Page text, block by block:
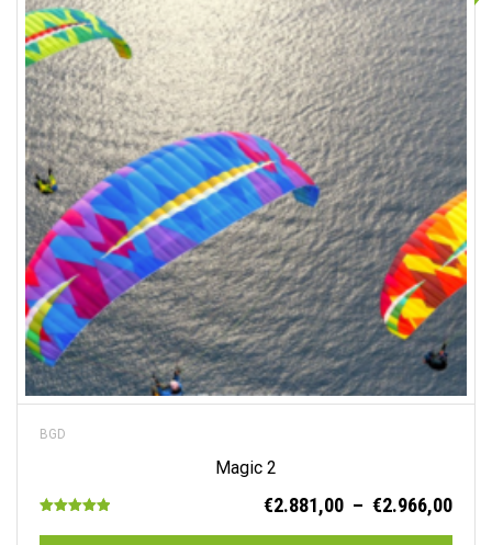
variations.
Les
options
peuvent
être
choisies
sur
la
page
du
produit
BGD
Magic 2
5.00
€2.881,00 – €2.966,00
de